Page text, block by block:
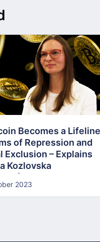
Becomes a Lifeline
of Repression and
Exclusion – Explains
Kozlovska
2023